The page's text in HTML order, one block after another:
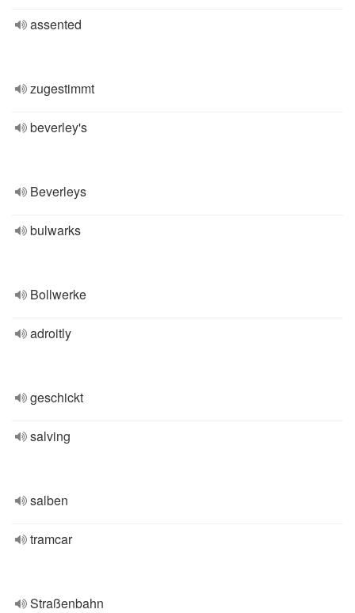
assented
zugestimmt
beverley's
Beverleys
bulwarks
Bollwerke
adroitly
geschickt
salving
salben
tramcar
Straßenbahn